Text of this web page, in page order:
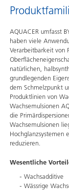
AQUACER umfasst
haben viele
Verarbeitbarkeit von
natürlichen,
grundlegenden
dem Schmelzpunkt
Produktlinien von
Wachsemulsionen
die
Wachsemulsionen
Hochglanzsystemen
reduzieren.
Wesentliche
Wachsadditive
Wässrige